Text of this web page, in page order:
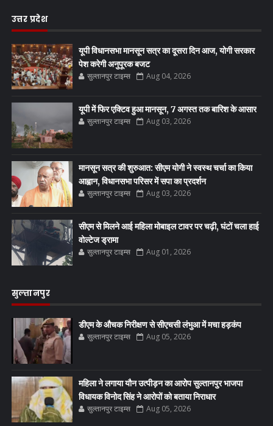
उत्तर प्रदेश
यूपी विधानसभा मानसून सत्र का दूसरा दिन आज, योगी सरकार
पेश करेगी अनुपूरक बजट
सुल्तानपुर टाइम्स Aug 04, 2026
यूपी में फिर एक्टिव हुआ मानसून, 7 अगस्त तक बारिश के आसार
सुल्तानपुर टाइम्स Aug 03, 2026
मानसून सत्र की शुरुआत: सीएम योगी ने स्वस्थ चर्चा का किया
आह्वान, विधानसभा परिसर में सपा का प्रदर्शन
सुल्तानपुर टाइम्स Aug 03, 2026
सीएम से मिलने आई महिला मोबाइल टावर पर चढ़ी, घंटों चला हाई
वोल्टेज ड्रामा
सुल्तानपुर टाइम्स Aug 01, 2026
सुल्तानपुर
डीएम के औचक निरीक्षण से सीएचसी लंभुआ में मचा हड़कंप
सुल्तानपुर टाइम्स Aug 05, 2026
महिला ने लगाया यौन उत्पीड़न का आरोप सुल्तानपुर भाजपा
विधायक विनोद सिंह ने आरोपों को बताया निराधार
सुल्तानपुर टाइम्स Aug 05, 2026